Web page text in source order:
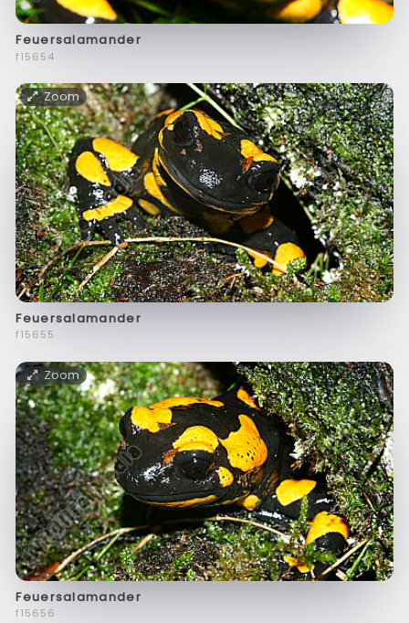
Feuersalamander
f15654
Zoom
Feuersalamander
f15655
Zoom
Feuersalamander
f15656